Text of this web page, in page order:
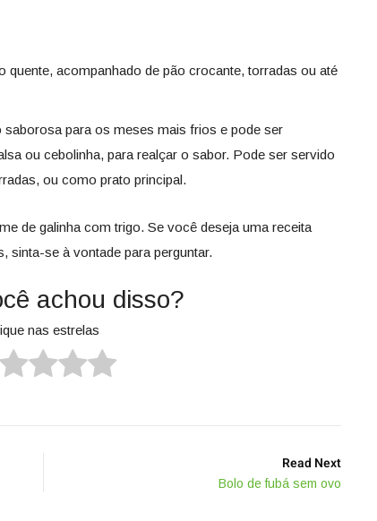
quente, acompanhado de pão crocante, torradas ou até
para os meses mais frios e pode ser
ou cebolinha, para realçar o sabor. Pode ser servido
ou como prato principal.
de galinha com trigo. Se você deseja uma receita
sinta-se à vontade para perguntar.
achou disso?
nas estrelas
Read Next
Bolo de fubá sem ovo